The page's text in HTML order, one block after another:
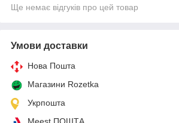
Ще немає відгуків про цей товар
Умови доставки
Нова Пошта
Магазини Rozetka
Укрпошта